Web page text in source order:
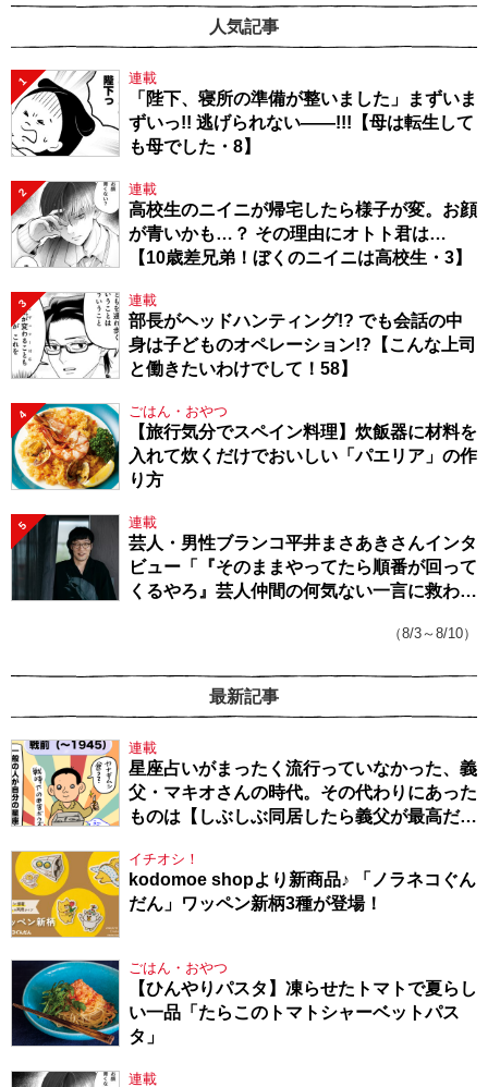
人気記事
1 連載
「陛下、寝所の準備が整いました」まずいま
ずいっ!! 逃げられない――!!!【母は転生して
も母でした・8】
2 連載
高校生のニイニが帰宅したら様子が変。お顔
が青いかも…？ その理由にオトト君は…
【10歳差兄弟！ぼくのニイニは高校生・3】
3 連載
部長がヘッドハンティング!? でも会話の中
身は子どものオペレーション!?【こんな上司
と働きたいわけでして！58】
4 ごはん・おやつ
【旅行気分でスペイン料理】炊飯器に材料を
入れて炊くだけでおいしい「パエリア」の作
り方
5 連載
芸人・男性ブランコ平井まさあきさんインタ
ビュー「『そのままやってたら順番が回って
くるやろ』芸人仲間の何気ない一言に救われ
（8/3～8/10）
最新記事
連載
星座占いがまったく流行っていなかった、義
父・マキオさんの時代。その代わりにあった
ものは【しぶしぶ同居したら義父が最高だっ
イチオシ！
kodomoe shopより新商品♪ 「ノラネコぐん
だん」ワッペン新柄3種が登場！
ごはん・おやつ
【ひんやりパスタ】凍らせたトマトで夏らし
い一品「たらこのトマトシャーベットパス
タ」
連載